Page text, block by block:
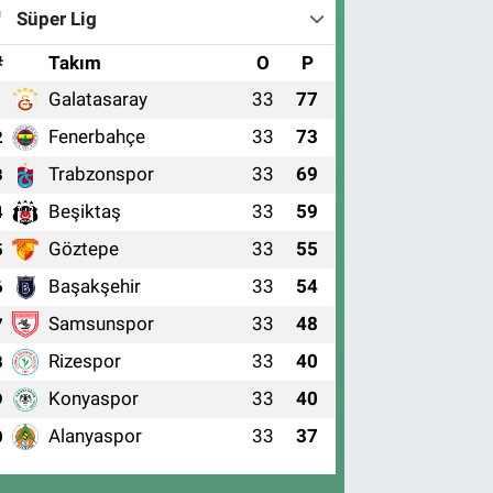
Süper Lig
Takım O P
Galatasaray 33 77
Fenerbahçe 33 73
Trabzonspor 33 69
Beşiktaş 33 59
Göztepe 33 55
Başakşehir 33 54
Samsunspor 33 48
Rizespor 33 40
Konyaspor 33 40
Alanyaspor 33 37